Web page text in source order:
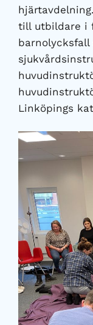
till utbildare i
Linköpings